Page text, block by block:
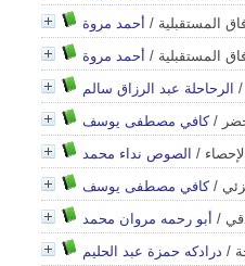
/ أحمد مروة
/ أحمد مروة
الرحاحلة عبد الرزاق سالم
/كافي مصطفى يوسف
/ الصوص نداء محمد
/كافي مصطفى يوسف
/ أبو رحمه مروان محمد
/ درادكه حمزة عبد الحليم